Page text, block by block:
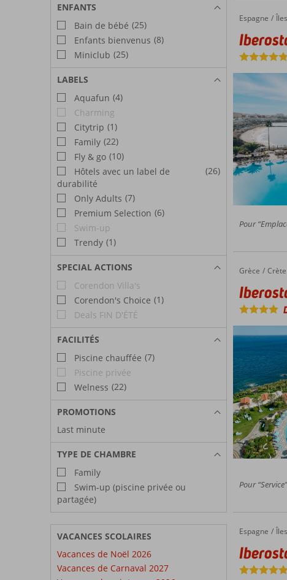
ENFANTS
Bain de bébé (25)
Enfants bienvenus (8)
Miniclub (25)
LABELS
Aquafun (4)
Charming
Citytrip (1)
Family (22)
Fly & go (10)
Hôtels avec un label de
durabilité
(26)
Only Adults (7)
Premium Selection (6)
Swim-up
Trendy (1)
SPECIAL ACTIONS
Corendon Villa's
Corendon's Choice (1)
Deals FIN D'ÉTÉ
FACILITÉS
Piscine chauffée (7)
Piscine privée
Welness (22)
PROMOTIONS
Last minute
TYPE DE CHAMBRE
Family
Swim-up (piscine privée ou
partagée)
VACANCES SCOLAIRES
Vacances de Noël 2026
Vacances de Carnaval 2027
Accueil
Espagne
Iberostar Selection Anthelia
Pour
Accueil
Grèce Crète
Iberostar Waves Creta Panorama & Mare
Pour
Accueil
Espagne
Iberostar Selection Sábila